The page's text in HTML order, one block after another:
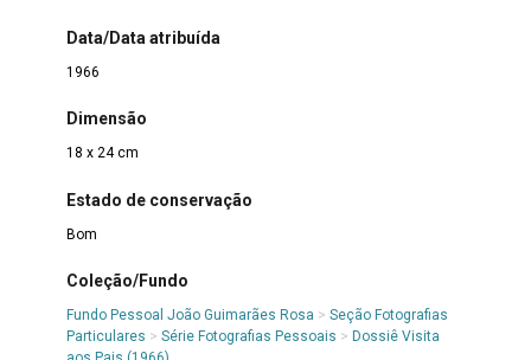
Data/Data atribuída
1966
Dimensão
18 x 24 cm
Estado de conservação
Bom
Coleção/Fundo
Fundo Pessoal João Guimarães Rosa > Seção Fotografias
Particulares > Série Fotografias Pessoais > Dossiê Visita